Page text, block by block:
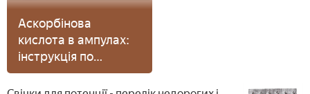
Аскорбінова
кислота в ампулах:
інструкція по
застосуванню для
обличчя та волосся